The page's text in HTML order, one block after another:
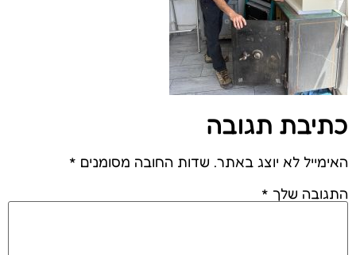
כתיבת תגובה
האימייל לא יוצג באתר. שדות החובה מסומנים *
התגובה שלך *